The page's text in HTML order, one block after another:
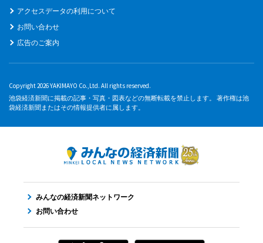
アクセスデータの利用について
お問い合わせ
広告のご案内
Copyright 2026 YAKIMAYO Co.,Ltd. All rights reserved.
池袋経済新聞に掲載の記事・写真・図表などの無断転載を禁止します。 著作権は池
袋経済新聞またはその情報提供者に属します。
みんなの経済新聞ネットワーク
お問い合わせ